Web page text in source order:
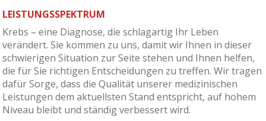
LEISTUNGSSPEKTRUM
Krebs – eine Diagnose, die schlagartig Ihr Leben
verändert. Sie kommen zu uns, damit wir Ihnen in dieser
schwierigen Situation zur Seite stehen und Ihnen helfen,
die für Sie richtigen Entscheidungen zu treffen. Wir tragen
dafür Sorge, dass die Qualität unserer medizinischen
Leistungen dem aktuellsten Stand entspricht, auf hohem
Niveau bleibt und ständig verbessert wird.